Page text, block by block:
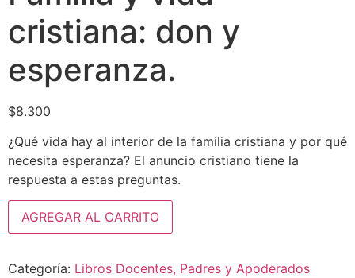
cristiana: don y
esperanza.
$8.300
¿Qué vida hay al interior de la familia cristiana y por qué
necesita esperanza? El anuncio cristiano tiene la
respuesta a estas preguntas.
AGREGAR AL CARRITO
Categoría: Libros Docentes, Padres y Apoderados